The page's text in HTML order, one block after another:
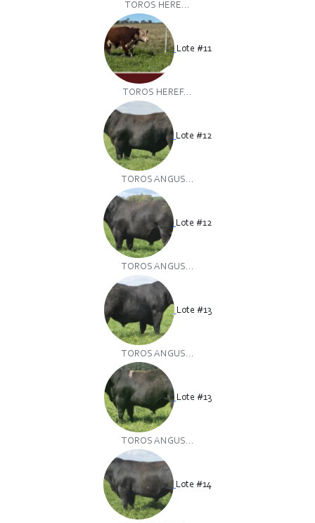
TOROS HERE...
Lote #11
TOROS HEREF...
Lote #12
TOROS ANGUS...
Lote #12
TOROS ANGUS...
Lote #13
TOROS ANGUS...
Lote #13
TOROS ANGUS...
Lote #14